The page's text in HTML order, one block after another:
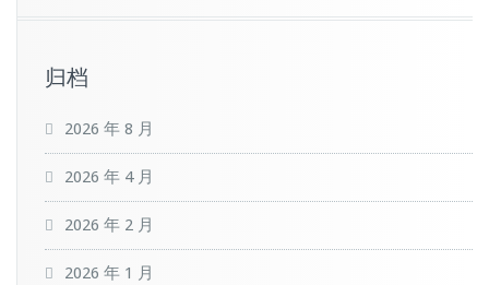
归档
2026 年 8 月
2026 年 4 月
2026 年 2 月
2026 年 1 月